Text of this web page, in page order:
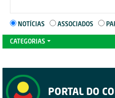
NOTÍCIAS ASSOCIADOS
CATEGORIAS
PORTAL DO